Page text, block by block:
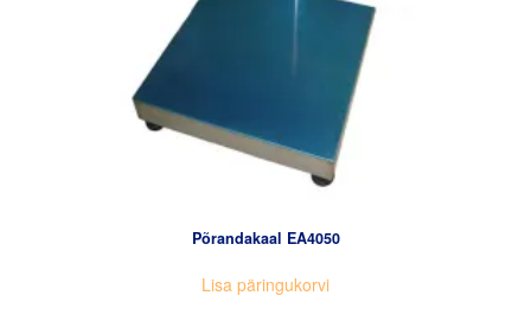
Põrandakaal EA4050
Lisa päringukorvi